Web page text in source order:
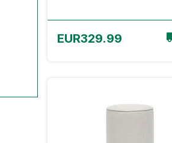
EUR329.99